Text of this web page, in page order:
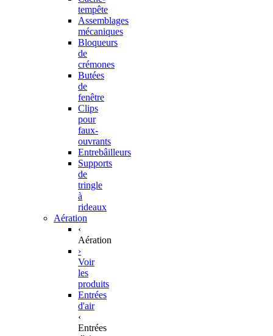
tempête
Assemblages
mécaniques
Bloqueurs
de
crémones
Butées
de
fenêtre
Clips
pour
faux-
ouvrants
Entrebâilleurs
Supports
de
tringle
à
rideaux
Aération
‹
Aération
›
Voir
les
produits
Entrées
d'air
‹
Entrées